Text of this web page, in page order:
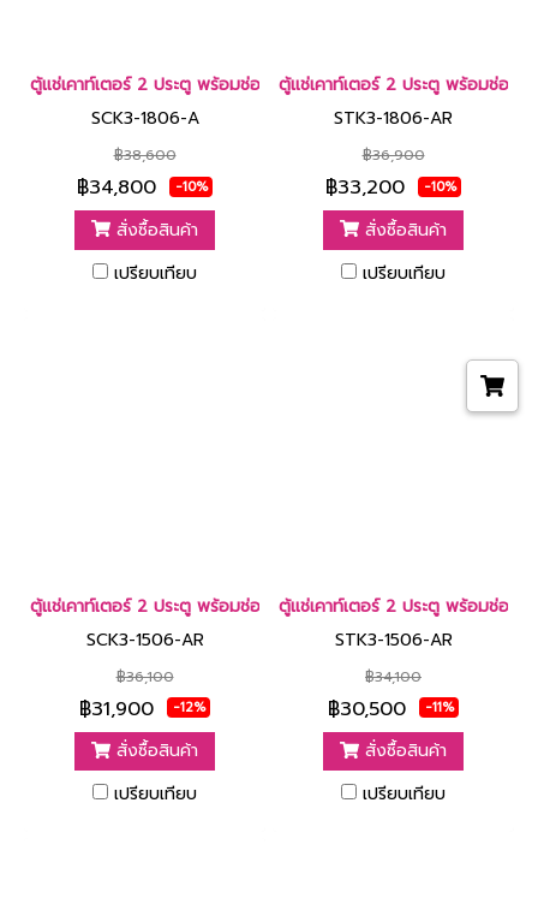
ตู้แช่เคาท์เตอร์ 2 ประตู พร้อมช่องใส่น้ำแข็งและอ่างล้าง 10.10 คิว
SCK3-1806-A
฿38,600
฿34,800 -10%
สั่งซื้อสินค้า
เปรียบเทียบ
ตู้แช่เคาท์เตอร์ 2 ประตู พร้อมช่องใ
STK3-1806-AR
฿36,900
฿33,200 -10%
สั่งซื้อสินค้า
เปรียบเทียบ
ตู้แช่เคาท์เตอร์ 2 ประตู พร้อมช่องใส่น้ำแข็งและอ่างล้าง 7 คิว [SCK3-
SCK3-1506-AR
฿36,100
฿31,900 -12%
สั่งซื้อสินค้า
เปรียบเทียบ
ตู้แช่เคาท์เตอร์ 2 ประตู พร้อมช่อง
STK3-1506-AR
฿34,100
฿30,500 -11%
สั่งซื้อสินค้า
เปรียบเทียบ